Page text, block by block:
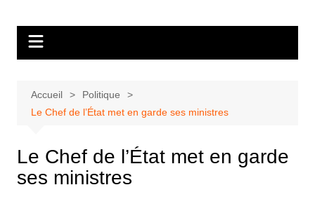
Accueil
Politique
Le Chef de l’État met en garde ses ministres
Le Chef de l’État met en garde
ses ministres